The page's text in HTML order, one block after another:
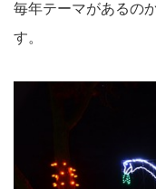
毎年テーマがあるの
す。